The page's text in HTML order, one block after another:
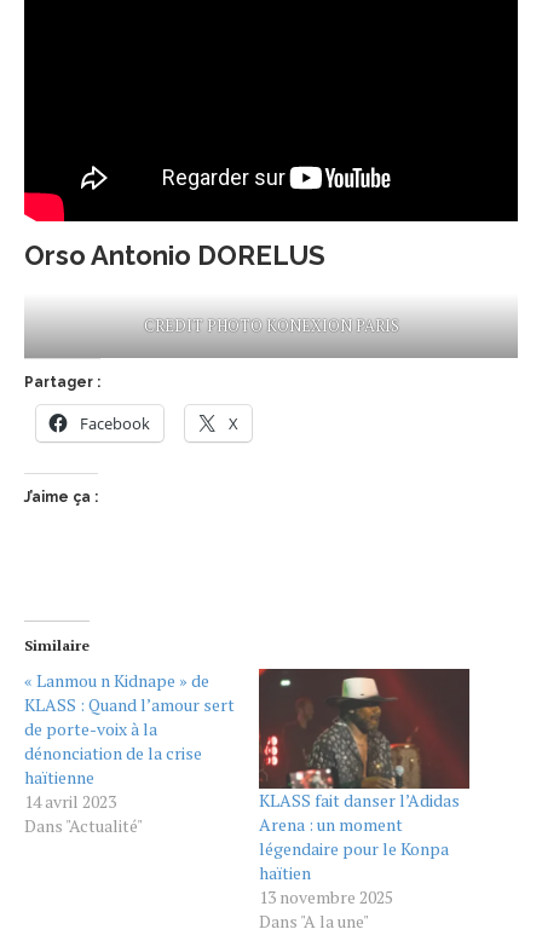
Orso Antonio DORELUS
CREDIT PHOTO KONEXION PARIS
Partager :
Facebook X
J’aime ça :
Similaire
« Lanmou n Kidnape » de
KLASS : Quand l’amour sert
de porte-voix à la
dénonciation de la crise
haïtienne
14 avril 2023
Dans "Actualité"
KLASS fait danser l’Adidas
Arena : un moment
légendaire pour le Konpa
haïtien
13 novembre 2025
Dans "A la une"